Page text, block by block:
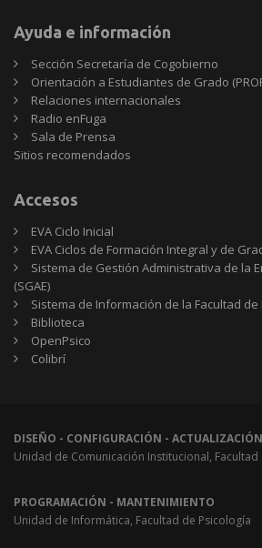
Ayuda e información
Sección Secretaría de Cogobierno
Orientación a Estudiantes de Grado
Relaciones internacionales
Radio enFuga
Sala de Prensa
Sitios
Sitios recomendados
Accesos
EVA Ciclo Inicial
EVA Ciclos de Formación Integral y de
Sistema de Gestión Administrativa de la
(SGAE)
Sistema de Información de la Facultad de
Biblioteca
OpenPsico
Colibrí
DISEÑO - CONFIGURACIÓN - ACTUALIZACIÓN
Unidad de Comunicación Institucional, Facultad
PROGRAMACIÓN - MANTENIMIENTO
Unidad de Informática, Facultad de Psicología